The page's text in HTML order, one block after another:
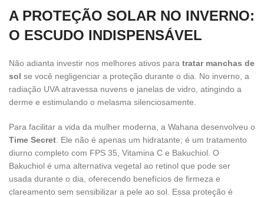
A PROTEÇÃO SOLAR NO INVERNO:
O ESCUDO INDISPENSÁVEL
Não adianta investir nos melhores ativos para tratar manchas de
sol se você negligenciar a proteção durante o dia. No inverno, a
radiação UVA atravessa nuvens e janelas de vidro, atingindo a
derme e estimulando o melasma silenciosamente.
Para facilitar a vida da mulher moderna, a Wahana desenvolveu o
Time Secret . Ele não é apenas um hidratante; é um tratamento
diurno completo com FPS 35, Vitamina C e Bakuchiol. O
Bakuchiol é uma alternativa vegetal ao retinol que pode ser
usada durante o dia, oferecendo benefícios de firmeza e
clareamento sem sensibilizar a pele ao sol. Essa proteção é